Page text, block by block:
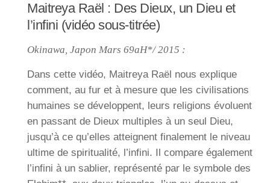
Maitreya Raël : Des Dieux, un Dieu et
l’infini (vidéo sous-titrée)
Okinawa, Japon Mars 69aH*/ 2015 :
Dans cette vidéo, Maitreya Raël nous explique
comment, au fur et à mesure que les civilisations
humaines se développent, leurs religions évoluent
en passant de Dieux multiples à un seul Dieu,
jusqu’à ce qu’elles atteignent finalement le niveau
ultime de spiritualité, l’infini. Il compare également
l’infini à un sablier, représenté par le symbole des